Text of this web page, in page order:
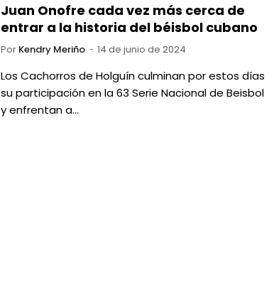
Juan Onofre cada vez más cerca de
entrar a la historia del béisbol cubano
Por Kendry Meriño 14 de junio de 2024
Los Cachorros de Holguín culminan por estos días
su participación en la 63 Serie Nacional de Beisbol
y enfrentan a…